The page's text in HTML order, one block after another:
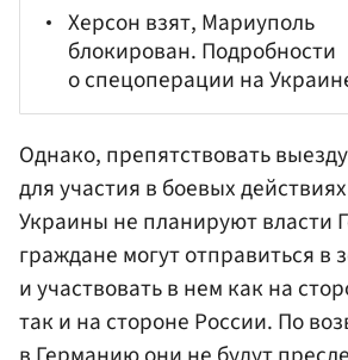
Херсон взят, Мариуполь
блокирован. Подробности
о спецоперации на
Однако, препятствовать
для участия в боевых
Украины не планируют власти
граждане могут отправиться в
и участвовать в нем как на
так и на стороне России. По